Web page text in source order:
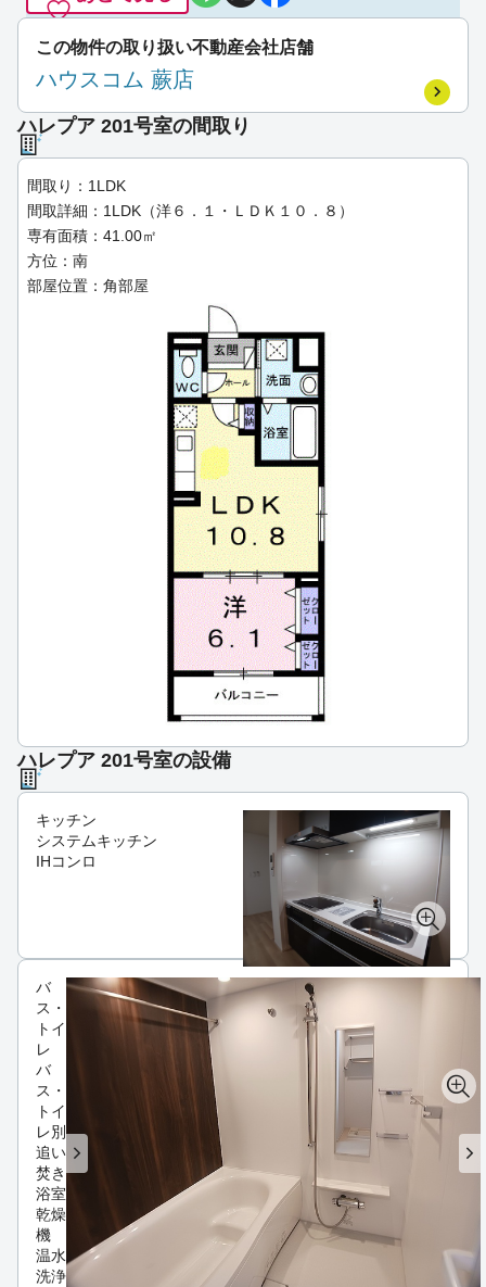
この物件の取り扱い不動産会社店舗
ハウスコム 蕨店
ハレプア 201号室の間取り
間取り：1LDK
間取詳細：1LDK（洋６．１・ＬＤＫ１０．８）
専有面積：41.00㎡
方位：南
部屋位置：角部屋
ハレプア 201号室の設備
キッチン
システムキッチン
IHコンロ
バ
ス・
トイ
レ
バ
ス・
トイ
レ別
追い
焚き
浴室
乾燥
機
温水
洗浄